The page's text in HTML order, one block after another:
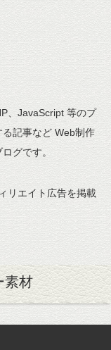
、JavaScript 等のプ
記事など Web制作
グです。
リエイト広告を掲載
素材